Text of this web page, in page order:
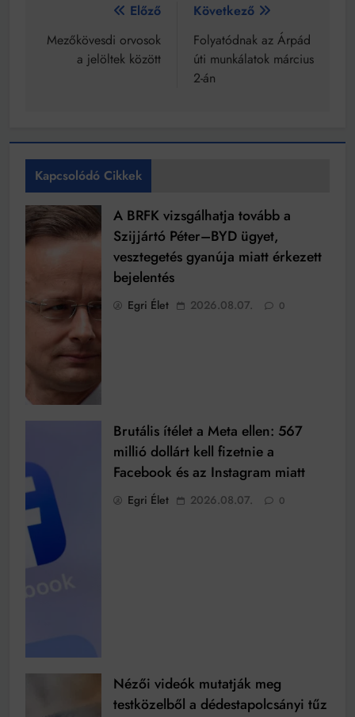
Bejegyzés
navigáció
Előző
Mezőkövesdi orvosok
a jelöltek között
Következő
Folyatódnak az Árpád
úti munkálatok március
2-án
Kapcsolódó Cikkek
A BRFK vizsgálhatja tovább a
Szijjártó Péter–BYD ügyet,
vesztegetés gyanúja miatt érkezett
bejelentés
Egri Élet 2026.08.07. 0
Brutális ítélet a Meta ellen: 567
millió dollárt kell fizetnie a
Facebook és az Instagram miatt
Egri Élet 2026.08.07. 0
Nézői videók mutatják meg
testközelből a dédestapolcsányi tűz